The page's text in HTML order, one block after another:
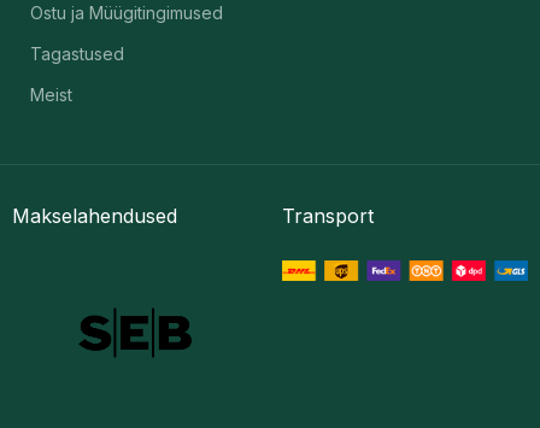
Ostu ja Müügitingimused
Tagastused
Meist
Makselahendused Transport